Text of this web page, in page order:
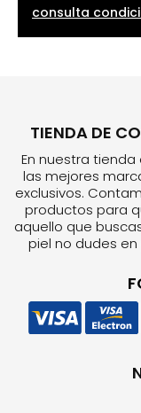
consulta
TIENDA DE
En nuestra
las mejores
exclusivos.
productos para
aquello que
piel no dudes